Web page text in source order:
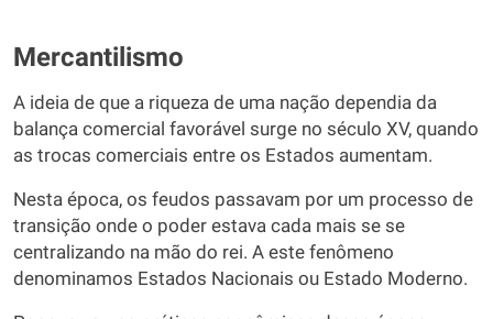
Mercantilismo
A ideia de que a riqueza de uma nação dependia da
balança comercial favorável surge no século XV, quando
as trocas comerciais entre os Estados aumentam.
Nesta época, os feudos passavam por um processo de
transição onde o poder estava cada mais se se
centralizando na mão do rei. A este fenômeno
denominamos Estados Nacionais ou Estado Moderno.